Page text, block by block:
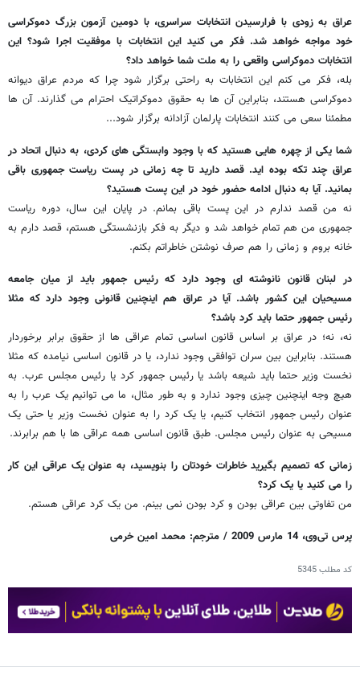
عراق به زودی با فرارسیدن انتخابات سراسری، با دومین آزمون بزرگ دموکراسی
خود مواجه خواهد شد. فکر می کنید این انتخابات با موفقیت اجرا شود؟ این
انتخابات دموکراسی واقعی را به ملت شما خواهد داد؟
بله، فکر می کنم این انتخابات به راحتی برگزار شود چرا که مردم عراق دیوانه
دموکراسی هستند، بنابراین آن ها به حقوق دموکراتیک احترام می گذارند. آن ها
مطمئنا سعی می کنند انتخابات پارلمان آزادانه برگزار شود...
شما یکی از چهره هایی هستید که با وجود وابستگی های کردی‌، به دنبال اتحاد در
عراق چند تکه بوده اید. قصد دارید تا چه زمانی در پست ریاست جمهوری باقی
بمانید. آیا به دنبال ادامه حضور خود در این پست هستید؟
نه من قصد ندارم در این پست باقی بمانم. در پایان این سال، دوره ریاست
جمهوری من هم تمام خواهد شد و دیگر به فکر بازنشستگی هستم، قصد دارم به
خانه بروم و زمانی را هم صرف نوشتن خاطراتم بکنم.
در لبنان قانون نانوشته ای وجود دارد که رئیس جمهور باید از میان جامعه
مسیحیان این کشور باشد. آیا در عراق هم اینچنین قانونی وجود دارد که مثلا
رئیس جمهور حتما باید کرد باشد؟
نه، نه؛ در عراق بر اساس قانون اساسی تمام عراقی ها از حقوق برابر برخوردار
هستند. بنابراین بین سران توافقی وجود ندارد، یا در قانون اساسی نیامده که مثلا
نخست وزیر حتما باید شیعه باشد یا رئیس جمهور کرد یا رئیس مجلس عرب. به
هیچ وجه اینچنین چیزی وجود ندارد و به طور مثال، ما می توانیم یک عرب را به
عنوان رئیس جمهور انتخاب کنیم، یا یک کرد را به عنوان نخست وزیر یا حتی یک
مسیحی به عنوان رئیس مجلس. طبق قانون اساسی همه عراقی ها با هم برابرند.
زمانی که تصمیم بگیرید خاطرات خودتان را بنویسید، به عنوان یک عراقی این کار
را می کنید یا یک کرد؟
من تفاوتی بین عراقی بودن و کرد بودن نمی بینم. من یک کرد عراقی هستم.
پرس تی‌وی، 14 مارس 2009 / مترجم: محمد امین خرمی
کد مطلب5345